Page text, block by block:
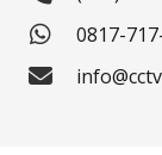
0817-